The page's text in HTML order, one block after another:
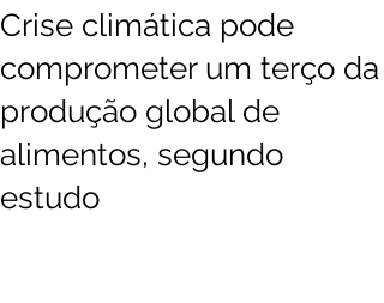
Crise climática pode
comprometer um terço da
produção global de
alimentos, segundo
estudo